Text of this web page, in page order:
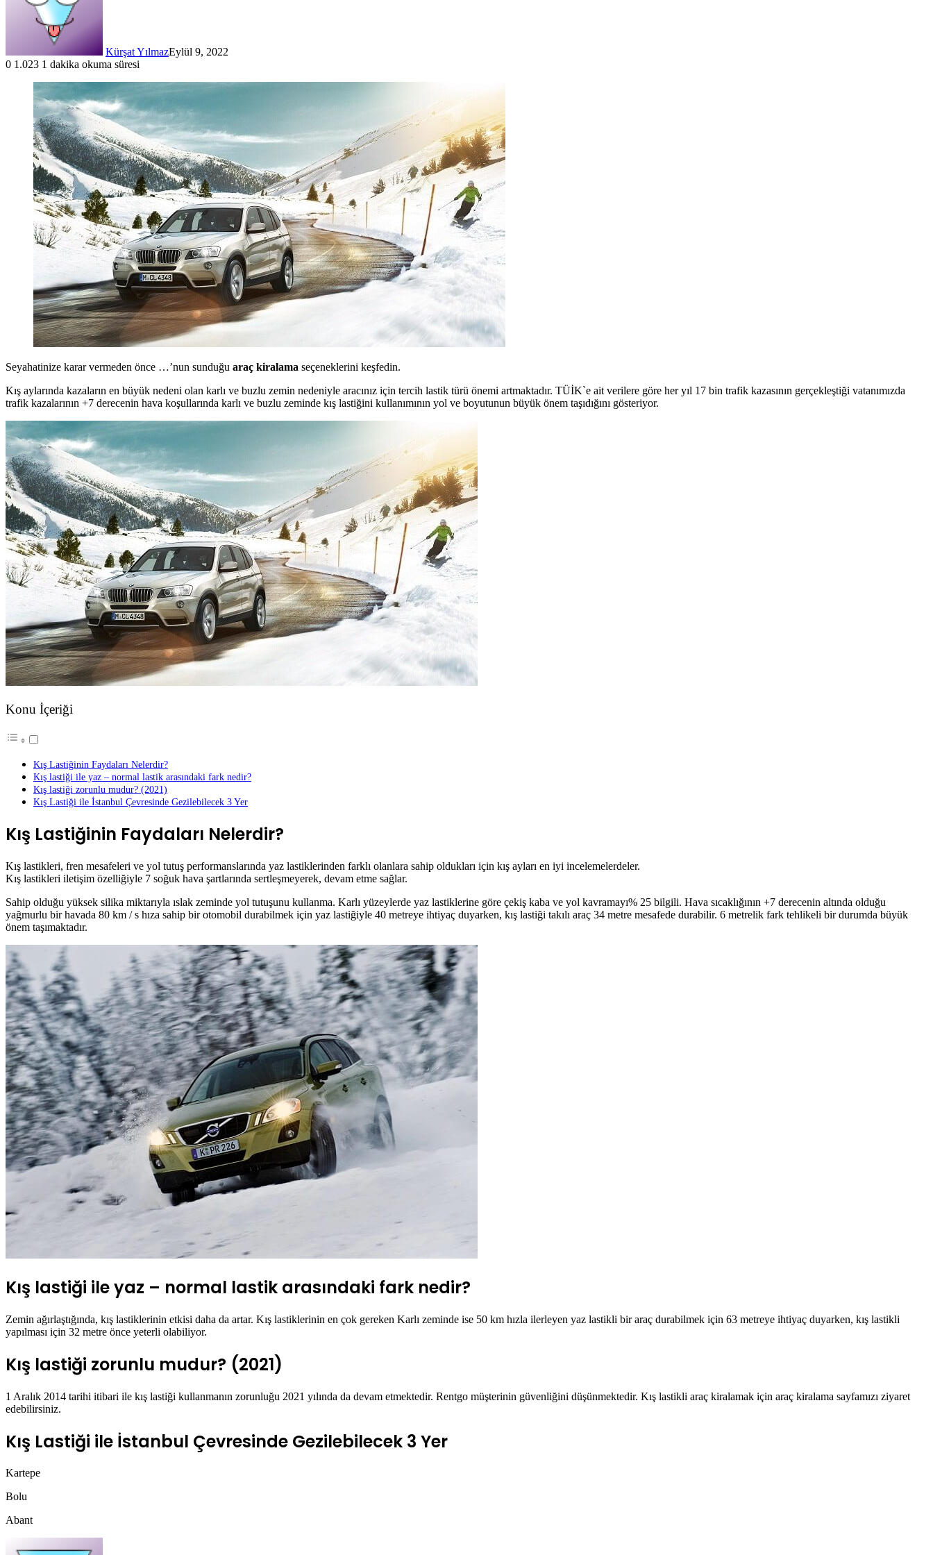
Kürşat YılmazEylül 9, 2022
0 1.023 1 dakika okuma süresi
Seyahatinize karar vermeden önce …’nun sunduğu araç kiralama seçeneklerini keşfedin.
Kış aylarında kazaların en büyük nedeni olan karlı ve buzlu zemin nedeniyle aracınız için tercih lastik türü önemi artmaktadır. TÜİK`e ait verilere göre her yıl 17 bin trafik kazasının gerçekleştiği vatanımızda
trafik kazalarının +7 derecenin hava koşullarında karlı ve buzlu zeminde kış lastiğini kullanımının yol ve boyutunun büyük önem taşıdığını gösteriyor.
Konu İçeriği
Kış Lastiğinin Faydaları Nelerdir?
Kış lastiği ile yaz – normal lastik arasındaki fark nedir?
Kış lastiği zorunlu mudur? (2021)
Kış Lastiği ile İstanbul Çevresinde Gezilebilecek 3 Yer
Kış Lastiğinin Faydaları Nelerdir?
Kış lastikleri, fren mesafeleri ve yol tutuş performanslarında yaz lastiklerinden farklı olanlara sahip oldukları için kış ayları en iyi incelemelerdeler.
Kış lastikleri iletişim özelliğiyle 7 soğuk hava şartlarında sertleşmeyerek, devam etme sağlar.
Sahip olduğu yüksek silika miktarıyla ıslak zeminde yol tutuşunu kullanma. Karlı yüzeylerde yaz lastiklerine göre çekiş kaba ve yol kavramayı% 25 bilgili. Hava sıcaklığının +7 derecenin altında olduğu
yağmurlu bir havada 80 km / s hıza sahip bir otomobil durabilmek için yaz lastiğiyle 40 metreye ihtiyaç duyarken, kış lastiği takılı araç 34 metre mesafede durabilir. 6 metrelik fark tehlikeli bir durumda büyük
önem taşımaktadır.
Kış lastiği ile yaz – normal lastik arasındaki fark nedir?
Zemin ağırlaştığında, kış lastiklerinin etkisi daha da artar. Kış lastiklerinin en çok gereken Karlı zeminde ise 50 km hızla ilerleyen yaz lastikli bir araç durabilmek için 63 metreye ihtiyaç duyarken, kış lastikli
yapılması için 32 metre önce yeterli olabiliyor.
Kış lastiği zorunlu mudur? (2021)
1 Aralık 2014 tarihi itibari ile kış lastiği kullanmanın zorunluğu 2021 yılında da devam etmektedir. Rentgo müşterinin güvenliğini düşünmektedir. Kış lastikli araç kiralamak için araç kiralama sayfamızı ziyaret
edebilirsiniz.
Kış Lastiği ile İstanbul Çevresinde Gezilebilecek 3 Yer
Kartepe
Bolu
Abant